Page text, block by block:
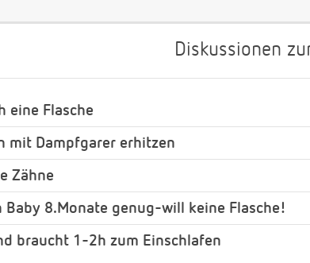
Diskussionen
eine Flasche
mit Dampfgarer erhitzen
Zähne
Baby 8.Monate genug-will keine Flasche!
braucht 1-2h zum Einschlafen